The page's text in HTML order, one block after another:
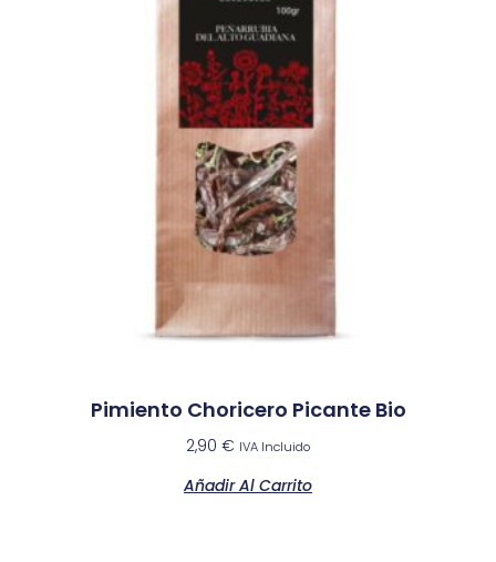
Pimiento Choricero Picante Bio
2,90 € IVA Incluido
Añadir Al Carrito